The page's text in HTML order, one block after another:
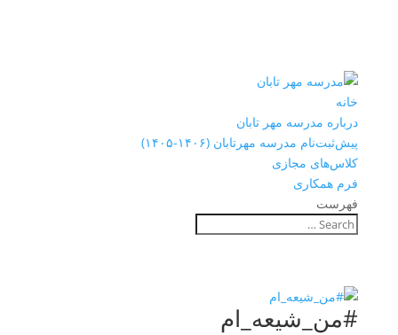
خانه
درباره مدرسه مهر تابان
پیش‌ثبت‌نام مدرسه مهرتابان (۱۴۰۶-۱۴۰۵)
کلاس‌های مجازی
فرم همکاری
فهرست
#من_شیعه_ام